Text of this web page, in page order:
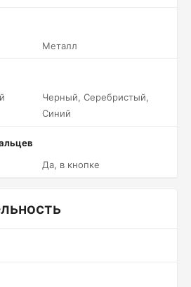
Металл
Черный, Серебристый,
Синий
Да, в кнопке